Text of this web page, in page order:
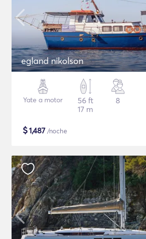
egland nikolson
Yate a motor
56 ft
17 m
8
$1,487 /noche